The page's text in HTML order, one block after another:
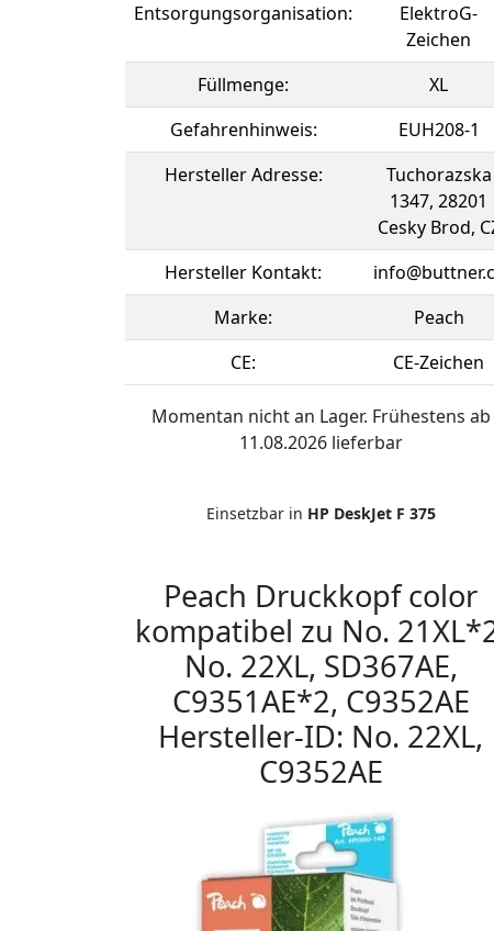
Entsorgungsorganisation:
ElektroG-
Zeichen
Füllmenge:
XL
Gefahrenhinweis:
EUH208-1
Hersteller Adresse:
Tuchorazska
1347, 28201
Cesky Brod,
Hersteller Kontakt:
Marke:
Peach
CE:
CE-Zeichen
Momentan nicht an Lager. Frühestens ab
11.08.2026 lieferbar
Einsetzbar in HP DeskJet F 375
Peach Druckkopf color
kompatibel zu No.
No. 22XL, SD367AE,
C9351AE*2, C9352AE
Hersteller-ID: No. 22XL,
C9352AE